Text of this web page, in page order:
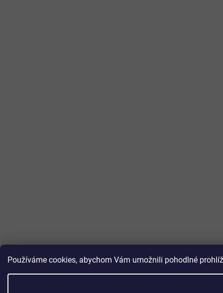
Používáme cookies, abychom Vám umožnili pohodlné